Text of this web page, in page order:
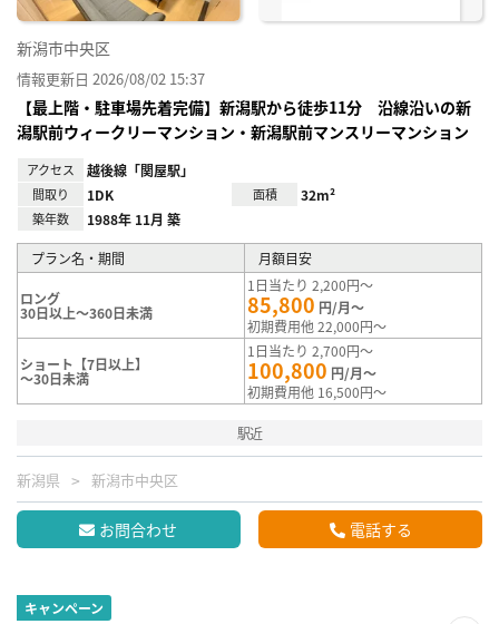
新潟市中央区
情報更新日 2026/08/02 15:37
【最上階・駐車場先着完備】新潟駅から徒歩11分 沿線沿いの新
潟駅前ウィークリーマンション・新潟駅前マンスリーマンション
アクセス 越後線「関屋駅」
間取り 1DK 面積 32m²
築年数 1988年 11月 築
プラン名・期間 月額目安
ロング
30日以上～360日未満
1日当たり 2,200円～
85,800 円/月～
初期費用他 22,000円～
ショート【7日以上】
～30日未満
1日当たり 2,700円～
100,800 円/月～
初期費用他 16,500円～
駅近
新潟県 新潟市中央区
お問合わせ 電話する
キャンペーン